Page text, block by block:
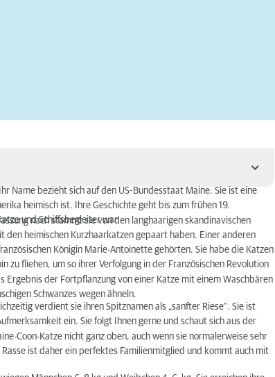
Name bezieht sich auf den US-Bundesstaat Maine. Sie ist eine
heimisch ist. Ihre Geschichte geht bis zum frühen 19.
und Schiffsbegleiter war.
nach stammt sie von den langhaarigen skandinavischen
heimischen Kurzhaarkatzen gepaart haben. Einer anderen
Königin Marie-Antoinette gehörten. Sie habe die Katzen
fliehen, um so ihrer Verfolgung in der Französischen Revolution
der Fortpflanzung von einer Katze mit einem Waschbären
Schwanzes wegen ähneln.
verdient sie ihren Spitznamen als „sanfter Riese“. Sie ist
ein. Sie folgt Ihnen gerne und schaut sich aus der
Coon-Katze nicht ganz oben, auch wenn sie normalerweise sehr
ist daher ein perfektes Familienmitglied und kommt auch mit